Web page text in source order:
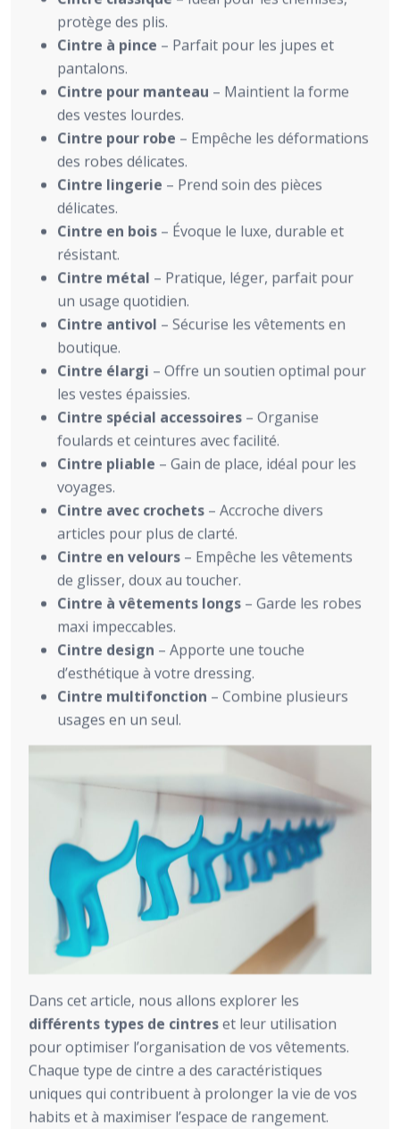
protège des plis.
Cintre à pince – Parfait pour les jupes et
pantalons.
Cintre pour manteau – Maintient la forme
des vestes lourdes.
Cintre pour robe – Empêche les déformations
des robes délicates.
Cintre lingerie – Prend soin des pièces
délicates.
Cintre en bois – Évoque le luxe, durable et
résistant.
Cintre métal – Pratique, léger, parfait pour
un usage quotidien.
Cintre antivol – Sécurise les vêtements en
boutique.
Cintre élargi – Offre un soutien optimal pour
les vestes épaissies.
Cintre spécial accessoires – Organise
foulards et ceintures avec facilité.
Cintre pliable – Gain de place, idéal pour les
voyages.
Cintre avec crochets – Accroche divers
articles pour plus de clarté.
Cintre en velours – Empêche les vêtements
de glisser, doux au toucher.
Cintre à vêtements longs – Garde les robes
maxi impeccables.
Cintre design – Apporte une touche
d’esthétique à votre dressing.
Cintre multifonction – Combine plusieurs
usages en un seul.
Dans cet article, nous allons explorer les
différents types de cintreset leur utilisation
pour optimiser l’organisation de vos vêtements.
Chaque type de cintre a des caractéristiques
uniques qui contribuent à prolonger la vie de vos
habits et à maximiser l’espace de rangement.